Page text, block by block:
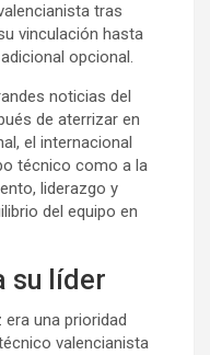
tras
vinculación hasta
opcional.
noticias del
de aterrizar en
el internacional
técnico como a la
liderazgo y
del equipo en
su líder
era una prioridad
valencianista